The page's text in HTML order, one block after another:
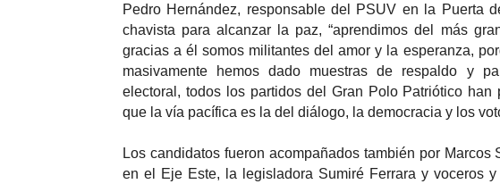
Pedro Hernández, responsable del PSUV en la Puerta
chavista para alcanzar la paz, “aprendimos del más
gracias a él somos militantes del amor y la esperanza,
masivamente hemos dado muestras de respaldo y
electoral, todos los partidos del Gran Polo Patriótico han
que la vía pacífica es la del diálogo, la democracia y los
Los candidatos fueron acompañados también por
en el Eje Este, la legisladora Sumiré Ferrara y voceros